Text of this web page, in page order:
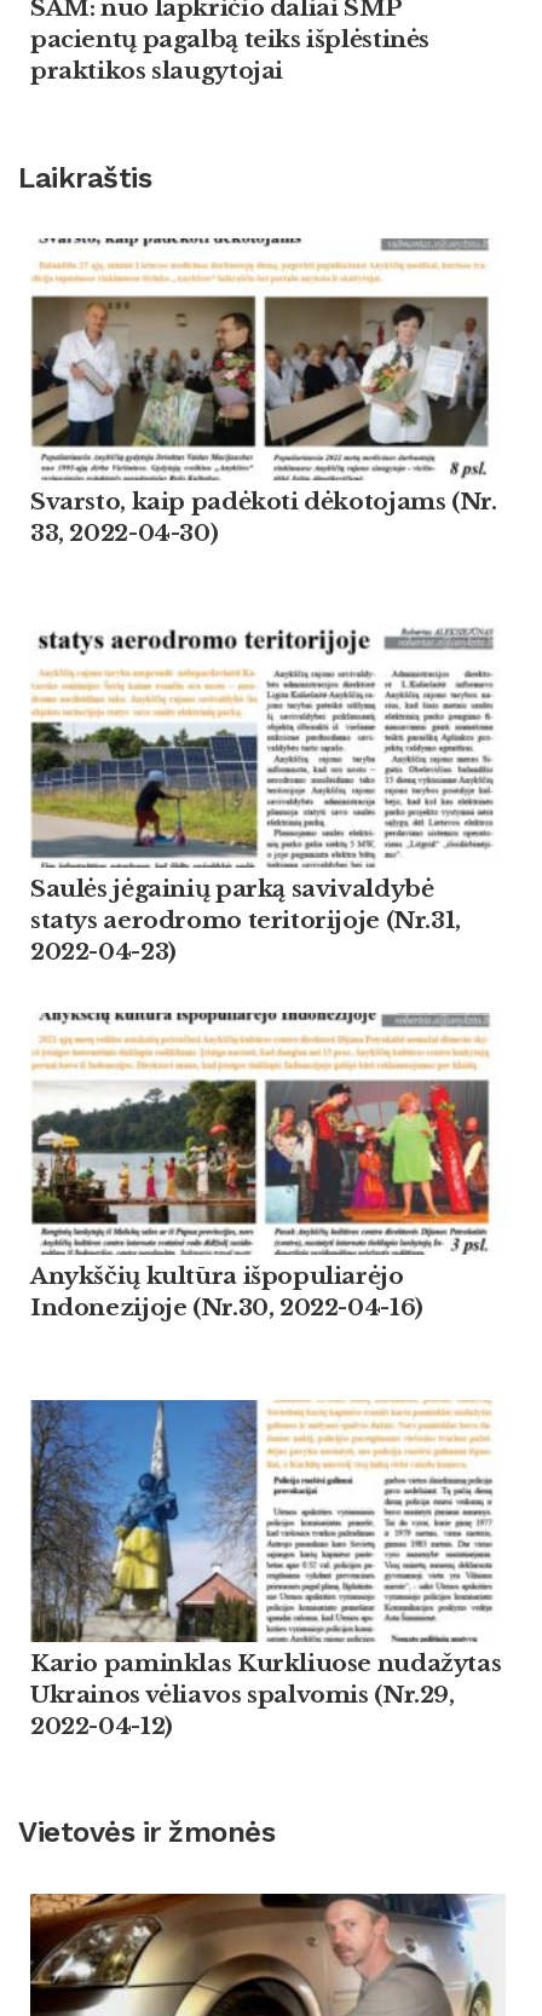
SAM: nuo lapkričio daliai SMP
pacientų pagalbą teiks išplėstinės
praktikos slaugytojai
Laikraštis
Svarsto, kaip padėkoti dėkotojams (Nr.
33, 2022-04-30)
Saulės jėgainių parką savivaldybė
statys aerodromo teritorijoje (Nr.31,
2022-04-23)
Anykščių kultūra išpopuliarėjo
Indonezijoje (Nr.30, 2022-04-16)
Kario paminklas Kurkliuose nudažytas
Ukrainos vėliavos spalvomis (Nr.29,
2022-04-12)
Vietovės ir žmonės